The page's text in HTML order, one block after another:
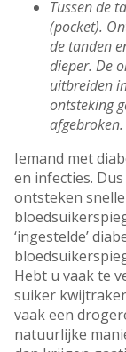
Tussen de
(pocket).
de tanden
dieper. De
uitbreiden
ontsteking
Iemand met
en infecties.
ontsteken
‘ingestelde’
Hebt u vaak te
suiker
vaak een
natuurlijke